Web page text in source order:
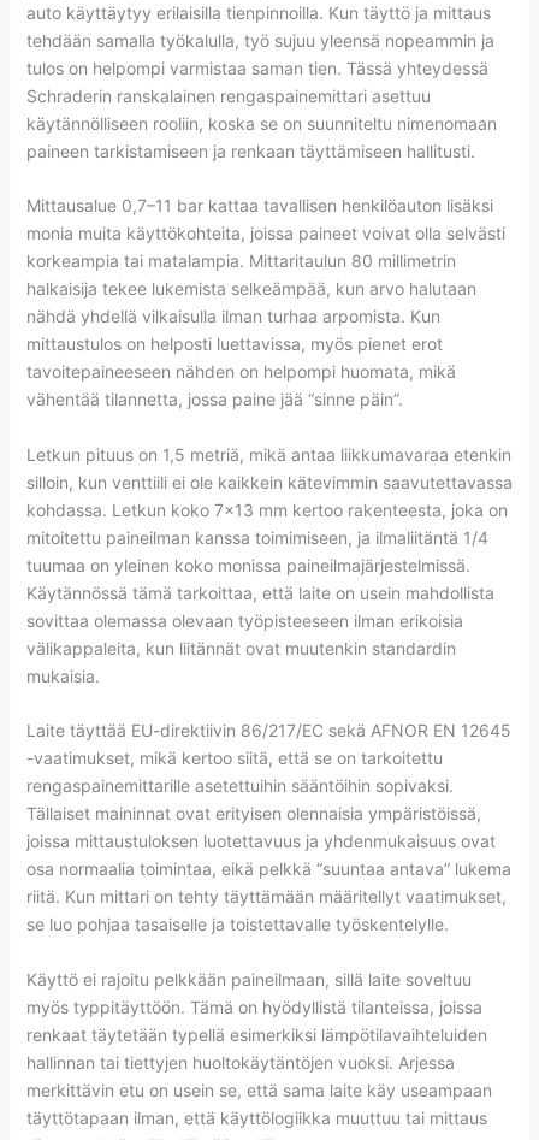
auto käyttäytyy erilaisilla tienpinnoilla. Kun täyttö ja mittaus
tehdään samalla työkalulla, työ sujuu yleensä nopeammin ja
tulos on helpompi varmistaa saman tien. Tässä yhteydessä
Schraderin ranskalainen rengaspainemittari asettuu
käytännölliseen rooliin, koska se on suunniteltu nimenomaan
paineen tarkistamiseen ja renkaan täyttämiseen hallitusti.
Mittausalue 0,7–11 bar kattaa tavallisen henkilöauton lisäksi
monia muita käyttökohteita, joissa paineet voivat olla selvästi
korkeampia tai matalampia. Mittaritaulun 80 millimetrin
halkaisija tekee lukemista selkeämpää, kun arvo halutaan
nähdä yhdellä vilkaisulla ilman turhaa arpomista. Kun
mittaustulos on helposti luettavissa, myös pienet erot
tavoitepaineeseen nähden on helpompi huomata, mikä
vähentää tilannetta, jossa paine jää “sinne päin”.
Letkun pituus on 1,5 metriä, mikä antaa liikkumavaraa etenkin
silloin, kun venttiili ei ole kaikkein kätevimmin saavutettavassa
kohdassa. Letkun koko 7×13 mm kertoo rakenteesta, joka on
mitoitettu paineilman kanssa toimimiseen, ja ilmaliitäntä 1/4
tuumaa on yleinen koko monissa paineilmajärjestelmissä.
Käytännössä tämä tarkoittaa, että laite on usein mahdollista
sovittaa olemassa olevaan työpisteeseen ilman erikoisia
välikappaleita, kun liitännät ovat muutenkin standardin
mukaisia.
Laite täyttää EU-direktiivin 86/217/EC sekä AFNOR EN 12645
-vaatimukset, mikä kertoo siitä, että se on tarkoitettu
rengaspainemittarille asetettuihin sääntöihin sopivaksi.
Tällaiset maininnat ovat erityisen olennaisia ympäristöissä,
joissa mittaustuloksen luotettavuus ja yhdenmukaisuus ovat
osa normaalia toimintaa, eikä pelkkä “suuntaa antava” lukema
riitä. Kun mittari on tehty täyttämään määritellyt vaatimukset,
se luo pohjaa tasaiselle ja toistettavalle työskentelylle.
Käyttö ei rajoitu pelkkään paineilmaan, sillä laite soveltuu
myös typpitäyttöön. Tämä on hyödyllistä tilanteissa, joissa
renkaat täytetään typellä esimerkiksi lämpötilavaihteluiden
hallinnan tai tiettyjen huoltokäytäntöjen vuoksi. Arjessa
merkittävin etu on usein se, että sama laite käy useampaan
täyttötapaan ilman, että käyttölogiikka muuttuu tai mittaus